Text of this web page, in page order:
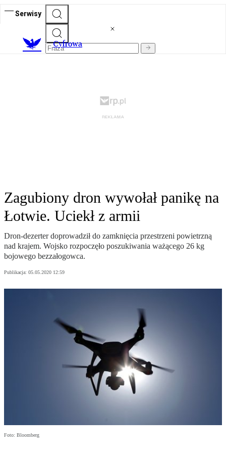
Serwisy
Cyfrowa
Zagubiony dron wywołał panikę na
Łotwie. Uciekł z armii
Dron-dezerter doprowadził do zamknięcia przestrzeni powietrzną
nad krajem. Wojsko rozpoczęło poszukiwania ważącego 26 kg
bojowego bezzałogowca.
Publikacja: 05.05.2020 12:59
Foto: Bloomberg